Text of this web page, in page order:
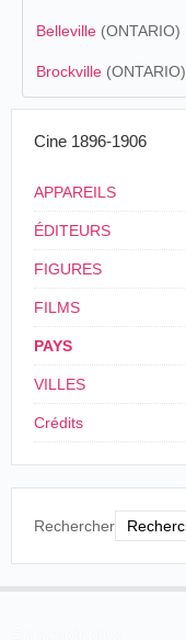
Belleville (ONTARIO)
Brockville (ONTARIO)
Cine 1896-1906
APPAREILS
ÉDITEURS
FIGURES
FILMS
PAYS
VILLES
Crédits
Rechercher